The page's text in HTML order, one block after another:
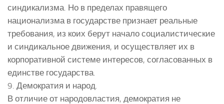
синдикализма. Но в пределах правящего
национализма в государстве признает реальные
требования, из коих берут начало социалистические
и синдикальное движения, и осуществляет их в
корпоративной системе интересов, согласованных в
единстве государства.
9. Демократия и народ.
В отличие от народовластия, демократия не